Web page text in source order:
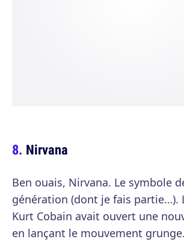
Nirvana
Ben ouais, Nirvana. Le symbole
génération (dont je fais partie…).
Kurt Cobain avait ouvert une
en lançant le mouvement